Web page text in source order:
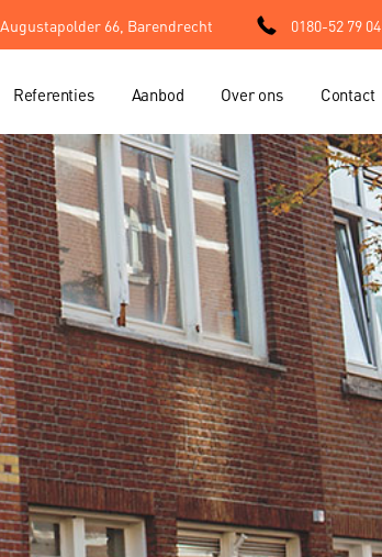
Augustapolder 66, Barendrecht 0180-52 79 04
Property management
Project management
Verhuur
Referenties Aanbod Over ons Contact